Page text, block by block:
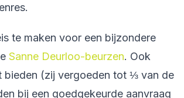
te maken voor een bijzondere
Sanne Deurloo-beurzen. Ook
bieden (zij vergoeden tot ⅓ van de
bij een goedgekeurde aanvraag